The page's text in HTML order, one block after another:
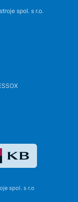
spol. s r.o.
spol. s r.o